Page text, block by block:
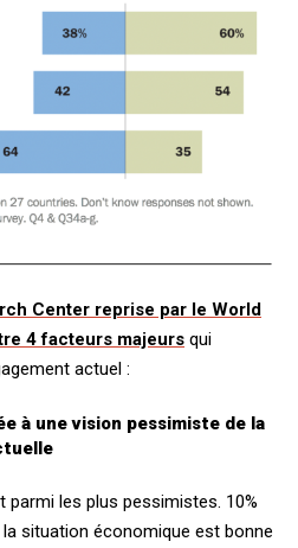
Center reprise par le World
4 facteurs majeurs qui
actuel :
à une vision pessimiste de la
les plus pessimistes. 10%
situation économique est bonne